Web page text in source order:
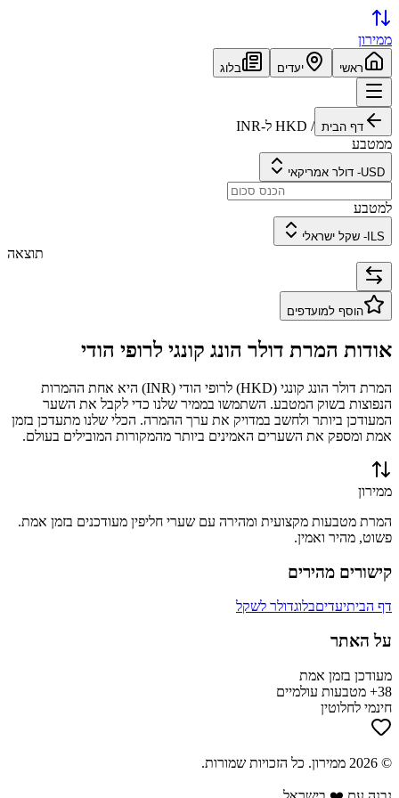
ממירון
ראשי יעדים בלוג
דף הבית /
HKD ל-INR
ממטבע
USD
- דולר אמריקאי
למטבע
ILS
- שקל ישראלי
תוצאה
הוסף למועדפים
אודות המרת דולר הונג קונגי לרופי הודי
המרת דולר הונג קונגי (
HKD) לרופי הודי (
INR) היא אחת ההמרות
הנפוצות בשוק המטבע. השתמשו בממיר שלנו כדי לקבל את השער
המעודכן ביותר ולחשב במדויק את ערך ההמרה. הכלי שלנו מתעדכן בזמן
אמת ומספק את השערים האמינים ביותר מהמקורות המובילים בעולם.
ממירון
המרת מטבעות מקצועית ומהירה עם שערי חליפין מעודכנים בזמן אמת.
פשוט, מהיר ואמין.
קישורים מהירים
דף הביתיעדיםבלוגדולר לשקל
על האתר
מעודכן בזמן אמת
38+ מטבעות עולמיים
חינמי לחלוטין
©
2026 ממירון. כל הזכויות שמורות.